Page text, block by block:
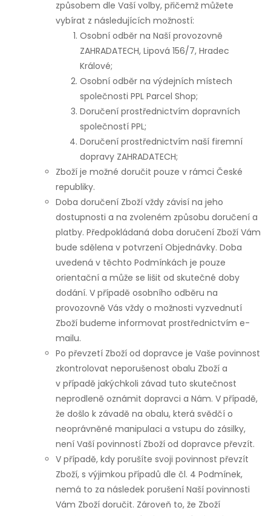
způsobem dle Vaší volby, přičemž můžete
vybírat z následujících možností:
Osobní odběr na Naší provozovně
ZAHRADATECH, Lipová 156/7, Hradec
Králové;
Osobní odběr na výdejních místech
společnosti PPL Parcel Shop;
Doručení prostřednictvím dopravních
společností PPL;
Doručení prostřednictvím naší firemní
dopravy ZAHRADATECH;
Zboží je možné doručit pouze v rámci České
republiky.
Doba doručení Zboží vždy závisí na jeho
dostupnosti a na zvoleném způsobu doručení a
platby. Předpokládaná doba doručení Zboží Vám
bude sdělena v potvrzení Objednávky. Doba
uvedená v těchto Podmínkách je pouze
orientační a může se lišit od skutečné doby
dodání. V případě osobního odběru na
provozovně Vás vždy o možnosti vyzvednutí
Zboží budeme informovat prostřednictvím e-
mailu.
Po převzetí Zboží od dopravce je Vaše povinnost
zkontrolovat neporušenost obalu Zboží a
v případě jakýchkoli závad tuto skutečnost
neprodleně oznámit dopravci a Nám. V případě,
že došlo k závadě na obalu, která svědčí o
neoprávněné manipulaci a vstupu do zásilky,
není Vaší povinností Zboží od dopravce převzít.
V případě, kdy porušíte svoji povinnost převzít
Zboží, s výjimkou případů dle čl. 4 Podmínek,
nemá to za následek porušení Naší povinnosti
Vám Zboží doručit. Zároveň to, že Zboží